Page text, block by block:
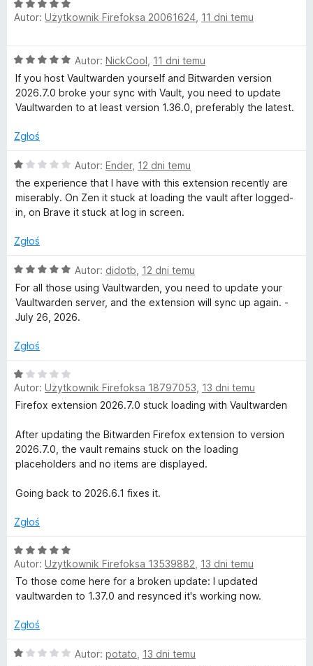
1
O
c
a
:
5
/
Autor: Użytkownik Firefoksa 20061624 11 dni temu
O
c
e
n
:
/
5
Autor: NickCool 11 dni temu
If you host Vaultwarden yourself and Bitwarden version
2026.7.0 broke your sync with Vault, you need to update
Vaultwarden to at least version 1.36.0, preferably the latest.
Zgłoś
O
c
e
n
:
/
5
Autor: Ender, 12 dni temu
the experience that I have with this extension recently are
miserably. On Zen it stuck at loading the vault after logged-
in, on Brave it stuck at log in screen.
Zgłoś
O
c
e
n
:
/
5
Autor: didotb 12 dni temu
For all those using Vaultwarden, you need to update your
Vaultwarden server, and the extension will sync up again. -
July 26, 2026.
Zgłoś
O
c
e
a
1
5
Autor: Użytkownik Firefoksa 18797053 13 dni temu
Firefox extension 2026.7.0 stuck loading with Vaultwarden
After updating the Bitwarden Firefox extension to version
2026.7.0, the vault remains stuck on the loading
placeholders and no items are displayed.
Going back to 2026.6.1 fixes it.
Zgłoś
O
c
e
n
:
/
Autor: Użytkownik Firefoksa 13539882 13 dni temu
To those come here for a broken update: I updated
vaultwarden to 1.37.0 and resynced it's working now.
Zgłoś
O
Autor: potato 13 dni temu